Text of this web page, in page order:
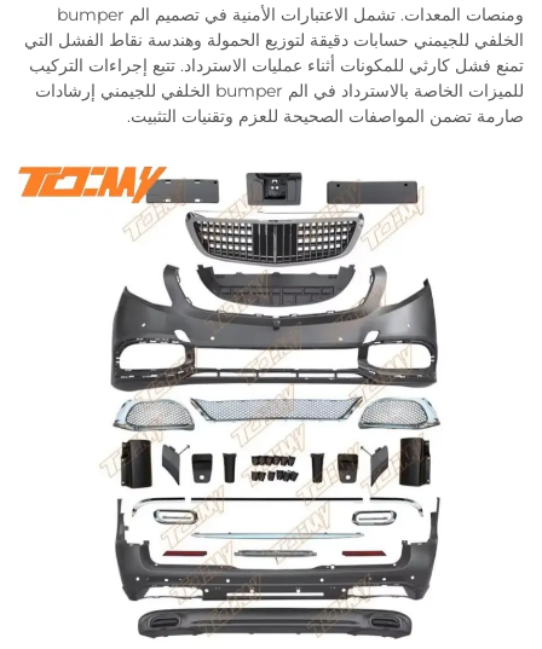
ومنصات المعدات. تشمل الاعتبارات الأمنية في تصميم الم bumper
الخلفي للجيمني حسابات دقيقة لتوزيع الحمولة وهندسة نقاط الفشل التي
تمنع فشل كارثي للمكونات أثناء عمليات الاسترداد. تتبع إجراءات التركيب
للميزات الخاصة بالاسترداد في الم bumper الخلفي للجيمني إرشادات
صارمة تضمن المواصفات الصحيحة للعزم وتقنيات التثبيت.